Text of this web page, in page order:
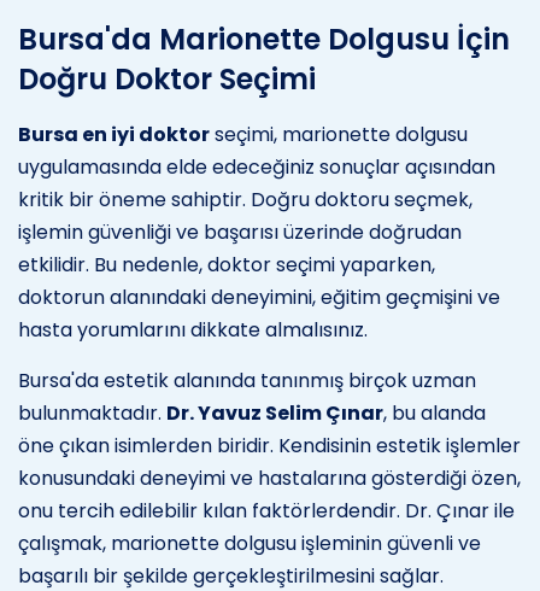
Bursa'da Marionette Dolgusu İçin
Doğru Doktor Seçimi
Bursa en iyi doktorseçimi, marionette dolgusu
uygulamasında elde edeceğiniz sonuçlar açısından
kritik bir öneme sahiptir. Doğru doktoru seçmek,
işlemin güvenliği ve başarısı üzerinde doğrudan
etkilidir. Bu nedenle, doktor seçimi yaparken,
doktorun alanındaki deneyimini, eğitim geçmişini ve
hasta yorumlarını dikkate almalısınız.
Bursa'da estetik alanında tanınmış birçok uzman
bulunmaktadır. Dr. Yavuz Selim Çınar, bu alanda
öne çıkan isimlerden biridir. Kendisinin estetik işlemler
konusundaki deneyimi ve hastalarına gösterdiği özen,
onu tercih edilebilir kılan faktörlerdendir. Dr. Çınar ile
çalışmak, marionette dolgusu işleminin güvenli ve
başarılı bir şekilde gerçekleştirilmesini sağlar.